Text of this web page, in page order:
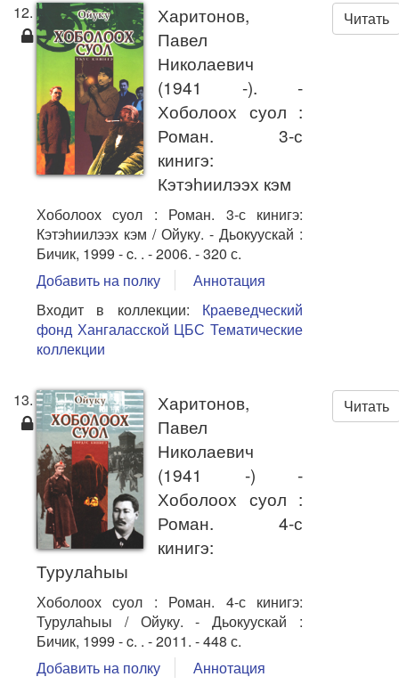
12. Читать
Харитонов,
Павел
Николаевич
(1941 -). -
Хоболоох суол :
Роман. 3-с
кинигэ:
Кэтэһиилээх кэм
Хоболоох суол : Роман. 3-с кинигэ:
Кэтэһиилээх кэм / Ойуку. - Дьокуускай :
Бичик, 1999 - c. . - 2006. - 320 с.
Добавить на полку
Аннотация
Входит в коллекции: Краеведческий
фонд Хангаласской ЦБС Тематические
коллекции
13. Читать
Харитонов,
Павел
Николаевич
(1941 -) -
Хоболоох суол :
Роман. 4-с
кинигэ:
Турулаһыы
Хоболоох суол : Роман. 4-с кинигэ:
Турулаһыы / Ойуку. - Дьокуускай :
Бичик, 1999 - c. . - 2011. - 448 с.
Добавить на полку
Аннотация